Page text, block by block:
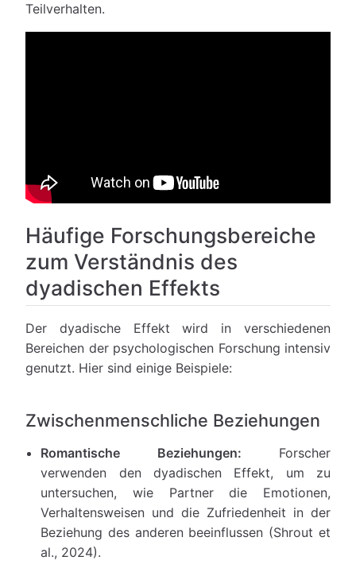
Teilverhalten.
Häufige Forschungsbereiche
zum Verständnis des
dyadischen Effekts
Der dyadische Effekt wird in verschiedenen
Bereichen der psychologischen Forschung intensiv
genutzt. Hier sind einige Beispiele:
Zwischenmenschliche Beziehungen
Romantische Beziehungen: Forscher
verwenden den dyadischen Effekt, um zu
untersuchen, wie Partner die Emotionen,
Verhaltensweisen und die Zufriedenheit in der
Beziehung des anderen beeinflussen (Shrout et
al., 2024).